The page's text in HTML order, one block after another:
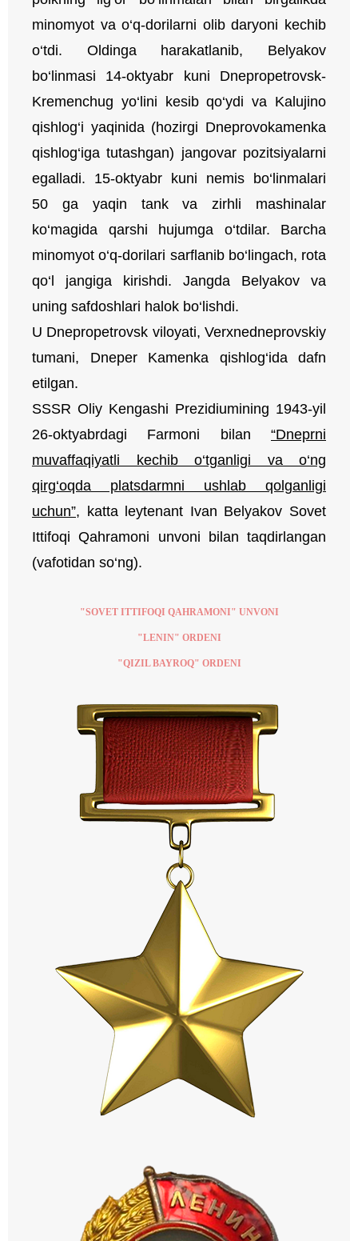
minomyot va o‘q-dorilarni olib daryoni kechib
o‘tdi. Oldinga harakatlanib, Belyakov
bo‘linmasi 14-oktyabr kuni Dnepropetrovsk-
Kremenchug yo‘lini kesib qo‘ydi va Kalujino
qishlog‘i yaqinida (hozirgi Dneprovokamenka
qishlog‘iga tutashgan) jangovar pozitsiyalarni
egalladi. 15-oktyabr kuni nemis bo‘linmalari
50 ga yaqin tank va zirhli mashinalar
ko‘magida qarshi hujumga o‘tdilar. Barcha
minomyot o‘q-dorilari sarflanib bo‘lingach, rota
qo‘l jangiga kirishdi. Jangda Belyakov va
uning safdoshlari halok bo‘lishdi.
U Dnepropetrovsk viloyati, Verxnedneprovskiy
tumani, Dneper Kamenka qishlog‘ida dafn
etilgan.
SSSR Oliy Kengashi Prezidiumining 1943-yil
26-oktyabrdagi Farmoni bilan “Dneprni
muvaffaqiyatli kechib o‘tganligi va o‘ng
qirg‘oqda platsdarmni ushlab qolganligi
uchun”, katta leytenant Ivan Belyakov Sovet
Ittifoqi Qahramoni unvoni bilan taqdirlangan
(vafotidan so‘ng).
"SOVET ITTIFOQI QAHRAMONI" UNVONI
"LENIN" ORDENI
"QIZIL BAYROQ" ORDENI